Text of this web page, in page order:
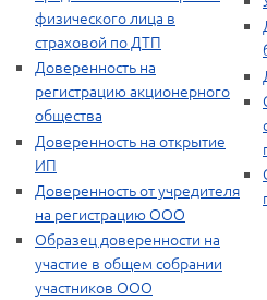
физического лица в
страховой по ДТП
Доверенность на
регистрацию акционерного
общества
Доверенность на открытие
ИП
Доверенность от учредителя
на регистрацию ООО
Образец доверенности на
участие в общем собрании
участников ООО